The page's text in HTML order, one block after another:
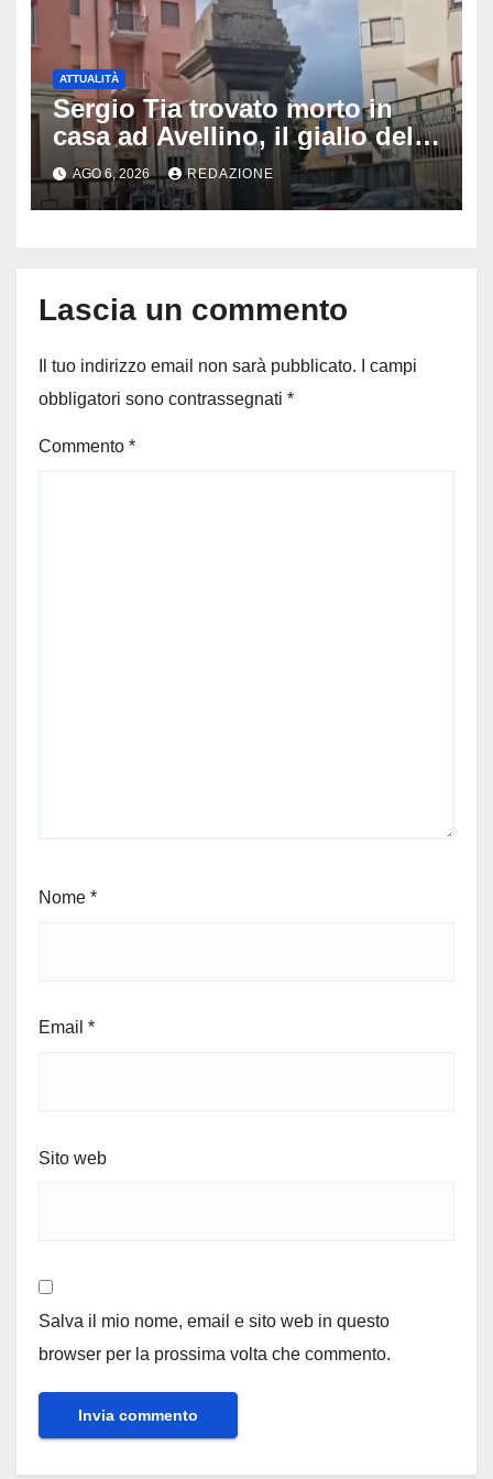
ATTUALITÀ
Sergio Tia trovato morto in
casa ad Avellino, il giallo della
porta socchiusa: disposta
l’autopsia
AGO 6, 2026 REDAZIONE
Lascia un commento
Il tuo indirizzo email non sarà pubblicato.
I campi
obbligatori sono contrassegnati *
Commento *
Nome *
Email *
Sito web
Salva il mio nome, email e sito web in questo
browser per la prossima volta che commento.